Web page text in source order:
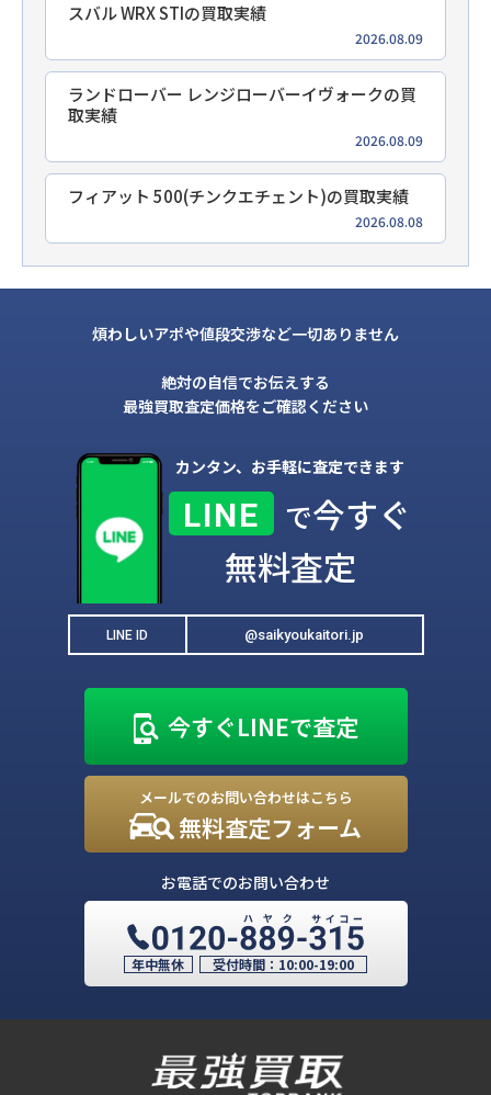
スバル WRX STIの買取実績
2026.08.09
ランドローバー レンジローバーイヴォークの買
取実績
2026.08.09
フィアット 500(チンクエチェント)の買取実績
2026.08.08
煩わしいアポや値段交渉など一切ありません
絶対の自信でお伝えする
最強買取査定価格をご確認ください
カンタン、お手軽に査定できます
LINE で今すぐ
無料査定
LINE ID @saikyoukaitori.jp
今すぐLINEで査定
メールでのお問い合わせはこちら
無料査定フォーム
お電話でのお問い合わせ
年中無休 受付時間： 10:00-19:00